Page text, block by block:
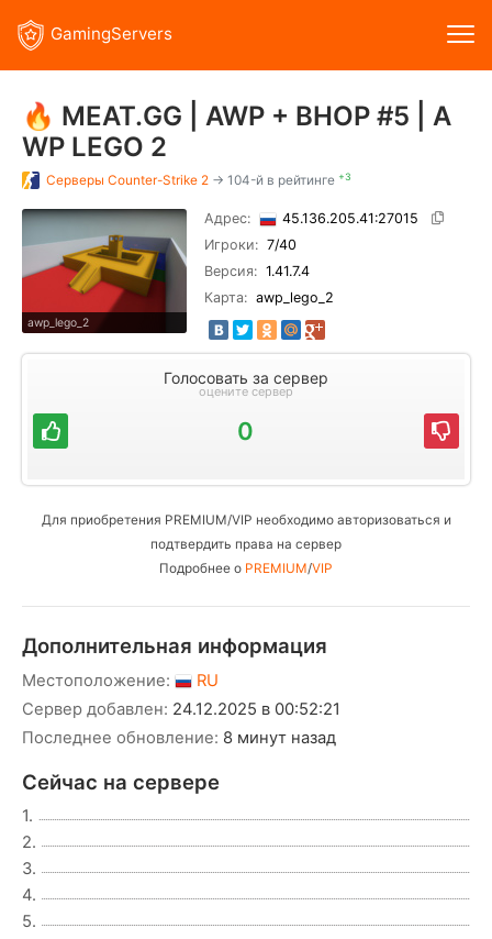
GamingServers
🔥 MEAT.GG | AWP + BHOP #5 | A
WP LEGO 2
Серверы Counter-Strike 2 → 104-й в рейтинге +3
awp_lego_2
Адрес:
45.136.205.41:27015
Игроки: 7/40
Версия: 1.41.7.4
Карта: awp_lego_2
Голосовать за сервер
оцените сервер
0
Для приобретения PREMIUM/VIP необходимо авторизоваться и
подтвердить права на сервер
Подробнее о PREMIUM/VIP
Дополнительная информация
Местоположение:
RU
Сервер добавлен: 24.12.2025 в 00:52:21
Последнее обновление: 8 минут назад
Сейчас на сервере
1.
2.
3.
4.
5.